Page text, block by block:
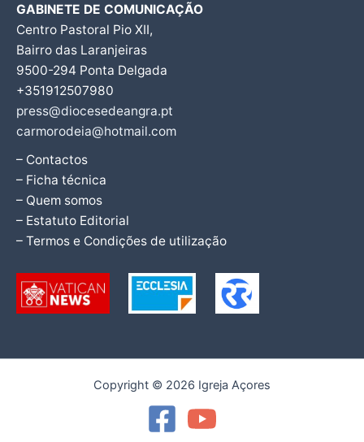
GABINETE DE COMUNICAÇÃO
Centro Pastoral Pio XII,
Bairro das Laranjeiras
9500-294 Ponta Delgada
+351912507980
press@diocesedeangra.pt
carmorodeia@hotmail.com
– Contactos
– Ficha técnica
– Quem somos
– Estatuto Editorial
– Termos e Condições de utilização
Copyright © 2026 Igreja Açores